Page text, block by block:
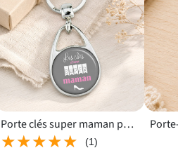
Porte clés super maman pour célébrer une héroïne du quotidien
★★★★★
★★★★★ (1)